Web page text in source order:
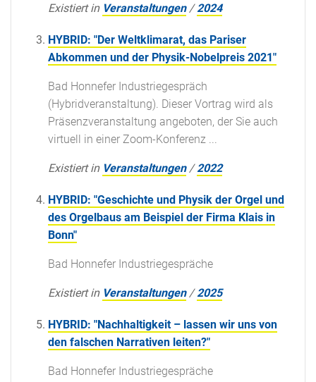
Existiert in Veranstaltungen /2024
HYBRID: "Der Weltklimarat, das Pariser
Abkommen und der Physik-Nobelpreis 2021"
Bad Honnefer Industriegespräch
(Hybridveranstaltung). Dieser Vortrag wird als
Präsenzveranstaltung angeboten, der Sie auch
virtuell in einer Zoom-Konferenz ...
Existiert in Veranstaltungen /2022
HYBRID: "Geschichte und Physik der Orgel und
des Orgelbaus am Beispiel der Firma Klais in
Bonn"
Bad Honnefer Industriegespräche
Existiert in Veranstaltungen /2025
HYBRID: "Nachhaltigkeit – lassen wir uns von
den falschen Narrativen leiten?"
Bad Honnefer Industriegespräche